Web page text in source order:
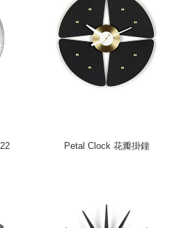
Petal Clock 花瓣掛鐘